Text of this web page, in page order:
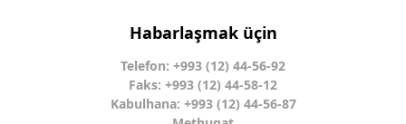
Habarlaşmak üçin
Telefon: +993 (12) 44-56-92
Faks: +993 (12) 44-58-12
Kabulhana: +993 (12) 44-56-87